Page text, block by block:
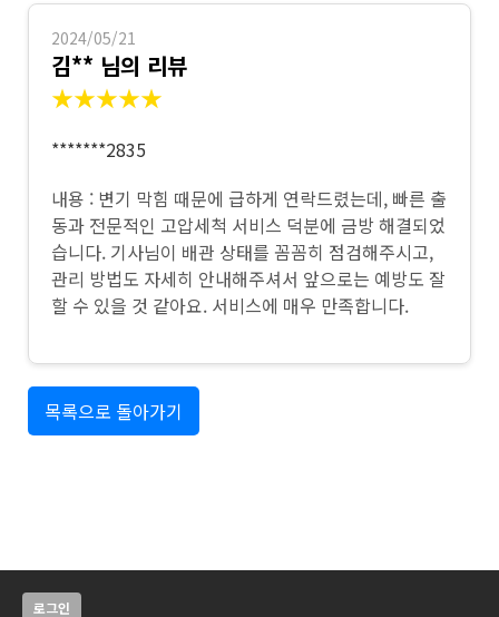
2024/05/21
김** 님의 리뷰
★★★★★
*******2835
내용 : 변기 막힘 때문에 급하게 연락드렸는데, 빠른 출
동과 전문적인 고압세척 서비스 덕분에 금방 해결되었
습니다. 기사님이 배관 상태를 꼼꼼히 점검해주시고,
관리 방법도 자세히 안내해주셔서 앞으로는 예방도 잘
할 수 있을 것 같아요. 서비스에 매우 만족합니다.
목록으로 돌아가기
로그인